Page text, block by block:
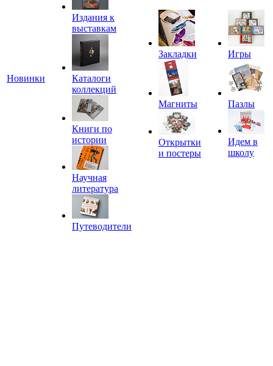
Новинки
Издания к
выставкам
Каталоги
коллекций
Книги по
истории
Научная
литература
Путеводители
Закладки
Магниты
Открытки
и постеры
Игры
Пазлы
Идем в
школу